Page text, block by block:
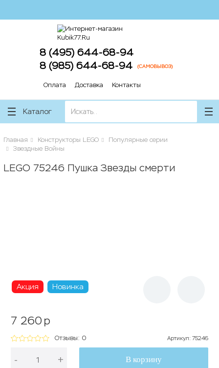
8 (495) 644-68-94
8 (985) 644-68-94
(САМОВЫВОЗ)
Оплата Доставка Контакты
Каталог
Главная Конструкторы LEGO
Популярные серии
Звездные Войны
LEGO 75246 Пушка Звезды смерти
Акция Новинка
7 260 p
Отзывы: 0 Артикул: 75246
- + В корзину